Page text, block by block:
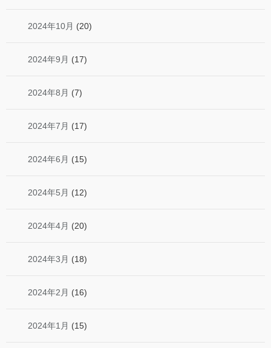
2024年10月 (20)
2024年9月 (17)
2024年8月 (7)
2024年7月 (17)
2024年6月 (15)
2024年5月 (12)
2024年4月 (20)
2024年3月 (18)
2024年2月 (16)
2024年1月 (15)